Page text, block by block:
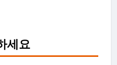
세요